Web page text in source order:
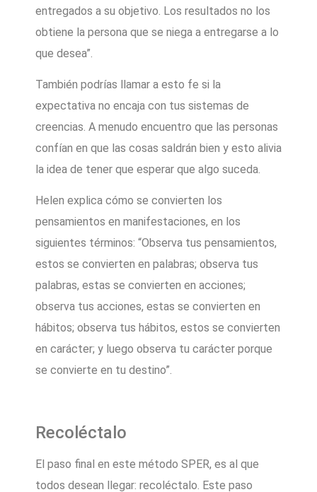
entregados a su objetivo. Los resultados no los
obtiene la persona que se niega a entregarse a lo
que desea”.
También podrías llamar a esto fe si la
expectativa no encaja con tus sistemas de
creencias. A menudo encuentro que las personas
confían en que las cosas saldrán bien y esto alivia
la idea de tener que esperar que algo suceda.
Helen explica cómo se convierten los
pensamientos en manifestaciones, en los
siguientes términos: “Observa tus pensamientos,
estos se convierten en palabras; observa tus
palabras, estas se convierten en acciones;
observa tus acciones, estas se convierten en
hábitos; observa tus hábitos, estos se convierten
en carácter; y luego observa tu carácter porque
se convierte en tu destino”.
Recoléctalo
El paso final en este método SPER, es al que
todos desean llegar: recoléctalo. Este paso